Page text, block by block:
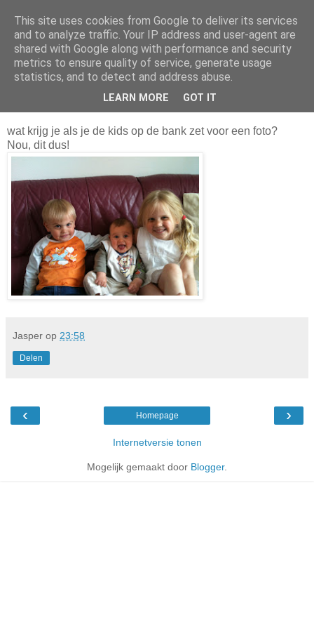
Da_Blog
You don't put a bumpersticker on a Bentley
maandag, mei 23, 2011
wat krijg je als je de kids op de bank zet voor een foto?
Nou, dit dus!
Jasper op 23:58
Delen
‹ ›
Homepage
Internetversie tonen
Mogelijk gemaakt door Blogger.
This site uses cookies from Google to deliver its services
and to analyze traffic. Your IP address and user-agent are
shared with Google along with performance and security
metrics to ensure quality of service, generate usage
statistics, and to detect and address abuse.
LEARN MORE GOT IT